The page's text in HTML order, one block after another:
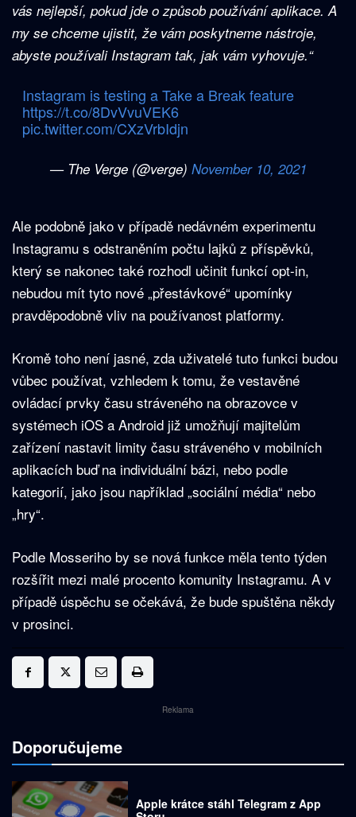
vás nejlepší, pokud jde o způsob používání aplikace. A
my se chceme ujistit, že vám poskytneme nástroje,
abyste používali Instagram tak, jak vám vyhovuje.“
Instagram is testing a Take a Break feature
https://t.co/8DvVvuVEK6
pic.twitter.com/CXzVrbIdjn
— The Verge (@verge) November 10, 2021
Ale podobně jako v případě nedávném experimentu
Instagramu s odstraněním počtu lajků z příspěvků,
který se nakonec také rozhodl učinit funkcí opt-in,
nebudou mít tyto nové „přestávkové“ upomínky
pravděpodobně vliv na používanost platformy.
Kromě toho není jasné, zda uživatelé tuto funkci budou
vůbec používat, vzhledem k tomu, že vestavěné
ovládací prvky času stráveného na obrazovce v
systémech iOS a Android již umožňují majitelům
zařízení nastavit limity času stráveného v mobilních
aplikacích buď na individuální bázi, nebo podle
kategorií, jako jsou například „sociální média“ nebo
„hry“.
Podle Mosseriho by se nová funkce měla tento týden
rozšířit mezi malé procento komunity Instagramu. A v
případě úspěchu se očekává, že bude spuštěna někdy
v prosinci.
Reklama
Doporučujeme
Apple krátce stáhl Telegram z App